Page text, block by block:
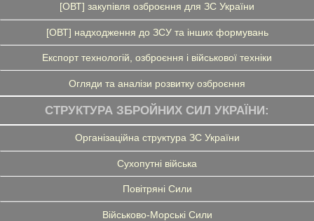
[ОВТ] закупівля озброєння для ЗС України
[ОВТ] надходження до ЗСУ та інших формувань
Експорт технологій, озброєння і військової техніки
Огляди та аналізи розвитку озброєння
СТРУКТУРА ЗБРОЙНИХ СИЛ УКРАЇНИ:
Організаційна структура ЗС України
Сухопутні війська
Повітряні Сили
Військово-Морські Сили